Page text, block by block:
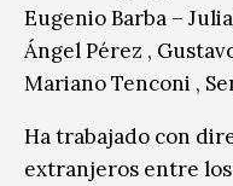
Eugenio Barba –
Ángel Pérez ,
Mariano Tenconi ,
Ha trabajado con
extranjeros entre